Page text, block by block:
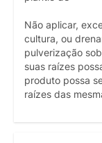
Não aplicar,
cultura, ou
pulverização
suas raízes
produto possa
raízes das